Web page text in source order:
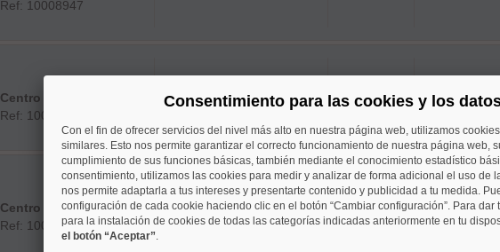
Ref: 10008947
Centro
Ref: 10008765
Embajadores 59 m² 1
Centro
Ref: 10008924
Universidad 44 m² 1
Consentimiento para las cookies y los
Con el fin de ofrecer servicios del nivel más alto en nuestra página web, utilizamos
similares. Esto nos permite garantizar el correcto funcionamiento de nuestra página web,
cumplimiento de sus funciones básicas, también mediante el conocimiento estadístico
consentimiento, utilizamos las cookies para medir y analizar de forma adicional el uso de
nos permite adaptarla a tus intereses y presentarte contenido y publicidad a tu medida.
configuración de cada cookie haciendo clic en el botón “Cambiar configuración”. Para dar
para la instalación de cookies de todas las categorías indicadas anteriormente en tu
el botón “Aceptar”.